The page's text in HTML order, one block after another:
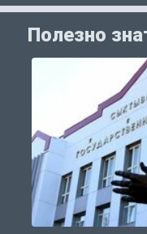
Полезно